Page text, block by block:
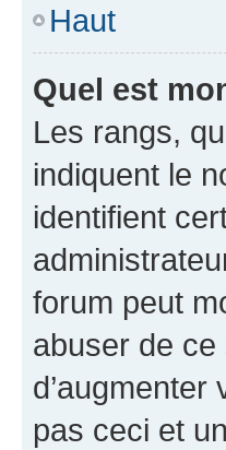
Haut
Quel est
Les rangs,
indiquent le
identifient
forum peut
abuser de
pas ceci et